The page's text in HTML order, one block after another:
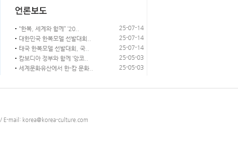
“한복, 세계와 함께” ‘20..
25-07-14
대한민국 한복모델 선발대회..
25-07-14
태국 한복모델 선발대회, 국..
25-07-14
캄보디아 정부와 함께 ‘앙코..
25-05-03
세계문화유산에서 한-캄 문화..
25-05-03
E-mail: korea@korea-culture.com